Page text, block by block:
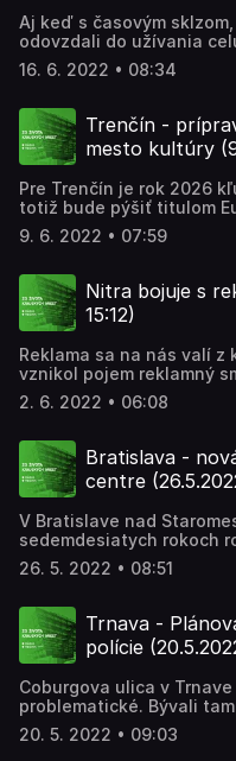
Aj keď s časovým
odovzdali do užívania
Je to jedna z dôležitých
poslednom období.
Lokalita Zelený kríčok je
tam zastávky
zmenilo a hlavne
16. 6. 2022 • 08:34
Trenčín -
mesto kultúry
Pre Trenčín je rok 2026
totiž bude pýšiť titulom
Ide v poradí len o druhé
ocenenie získalo. Čo tento titul v praxi znamená a čo
pozrela Barbora Jurenová
9. 6. 2022 • 07:59
Nitra bojuje s
15:12)
Reklama sa na nás valí z
vznikol pojem reklamný
rozhodli bojovať už
billboardov a reklamných
pútače doslova padajú k
2. 6. 2022 • 06:08
Bratislava -
centre
V Bratislave nad
sedemdesiatych rokoch
vzniknúť 218-metrov dlhé
peších- park s novými
Nová plocha zelenej
prinavráti chýbajúci
Živé miesta má priniesť
lokalitu ozdraviť
Staromestskej ulice,
chodcom plynulejší
26. 5. 2022 • 08:51
Trnava -
polície
Coburgova ulica v
problematické. Bývali
obyvatelia, a tak mala čo
dobrovoľníci. Dnes sa
20. 5. 2022 • 09:03